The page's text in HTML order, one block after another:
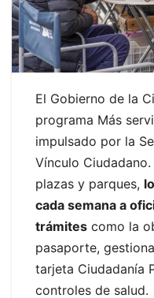
El Gobierno de la
programa Más
impulsado por la
Vínculo
plazas y parques,
cada semana a
trámites como la
pasaporte,
tarjeta Ciudadanía
controles de salud.